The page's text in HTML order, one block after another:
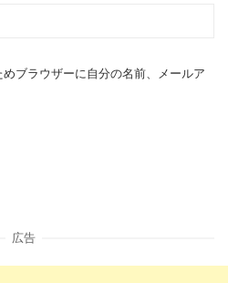
ブラウザーに自分の名前、メールア
広告